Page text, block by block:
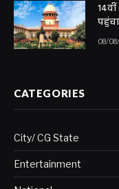
14वीं
08/
CATEGORIES
City/ CG State
Entertainment